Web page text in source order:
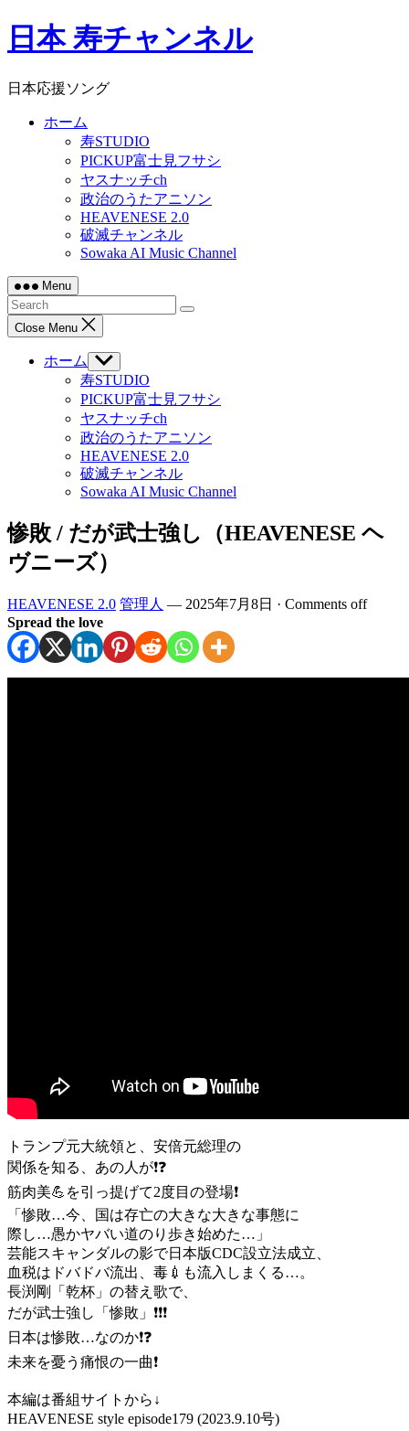
Skip
to日本 寿チャンネル
日本応援ソング
ホーム
寿STUDIO
PICKUP富士見フサシ
ヤスナッチch
政治のうたアニソン
HEAVENESE 2.0
破滅チャンネル
Sowaka AI Music Channel
Menu
Close Menu
ホーム
Show
sub
menu
寿STUDIO
PICKUP富士見フサシ
ヤスナッチch
政治のうたアニソン
HEAVENESE 2.0
破滅チャンネル
Sowaka AI Music Channel
惨敗 / だが武士強し（HEAVENESE ヘ
ヴニーズ）
HEAVENESE 2.0 管理人 — 2025年7月8日 · Comments off
Spread the love
トランプ元大統領と、安倍元総理の
関係を知る、あの人が❗❓
筋肉美💪を引っ提げて2度目の登場❗
「惨敗…今、国は存亡の大きな大きな事態に
際し…愚かヤバい道のり歩き始めた…」
芸能スキャンダルの影で日本版CDC設立法成立、
血税はドバドバ流出、毒💉も流入しまくる…。
長渕剛「乾杯」の替え歌で、
だが武士強し「惨敗」❗❗❗
日本は惨敗…なのか❗❓
未来を憂う痛恨の一曲❗
本編は番組サイトから↓
HEAVENESE style episode179 (2023.9.10号)